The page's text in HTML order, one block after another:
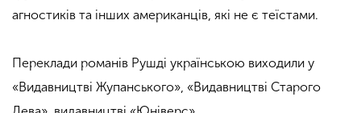
агностиків та інших американців, які не є теїстами.
Переклади романів Рушді українською виходили у
«Видавництві Жупанського», «Видавництві Старого